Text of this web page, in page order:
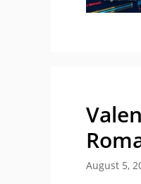
August 5,